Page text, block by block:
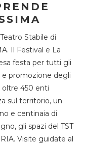
Stabile di
Il Festival e La
festa per tutti gli
e promozione degli
oltre 450 enti
sul territorio, un
e centinaia di
gli spazi del TST
Visite guidate al